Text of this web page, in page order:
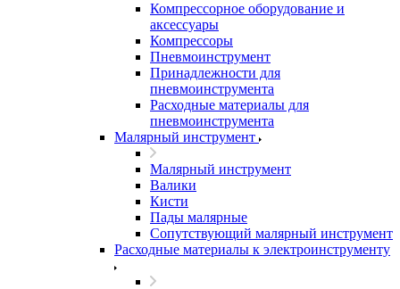
Компрессорное оборудование и
аксессуары
Компрессоры
Пневмоинструмент
Принадлежности для
пневмоинструмента
Расходные материалы для
пневмоинструмента
Малярный инструмент
Малярный инструмент
Валики
Кисти
Пады малярные
Сопутствующий малярный инструмент
Расходные материалы к электроинструменту